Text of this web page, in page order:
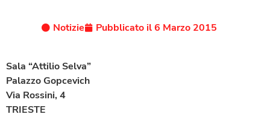
Notizie Pubblicato il 6 Marzo 2015
Sala “Attilio Selva”
Palazzo Gopcevich
Via Rossini, 4
TRIESTE